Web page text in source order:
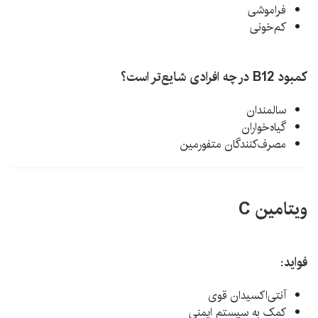
فراموشی
کم‌خونی
کمبود B12 در چه افرادی شایع‌تر است؟
سالمندان
گیاه‌خواران
مصرف‌کنندگان متفورمین
ویتامین C
فواید:
آنتی‌اکسیدان قوی
کمک به سیستم ایمنی